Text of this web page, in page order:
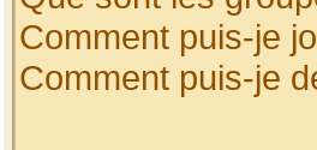
Comment puis-je
Comment puis-je